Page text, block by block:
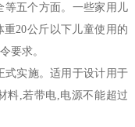
等五个方面。一些家用儿
20公斤以下儿童使用的
要求。
实施。适用于设计用于
料,若带电,电源不能超过